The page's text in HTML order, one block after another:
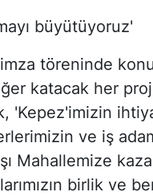
büyütüyoruz'
töreninde
katacak her
'Kepez'imizin
ve iş
Mahallemize
birlik ve